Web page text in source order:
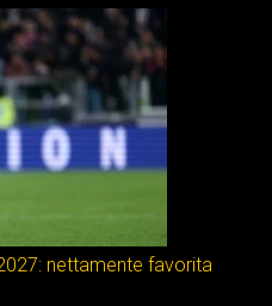
nettamente favorita